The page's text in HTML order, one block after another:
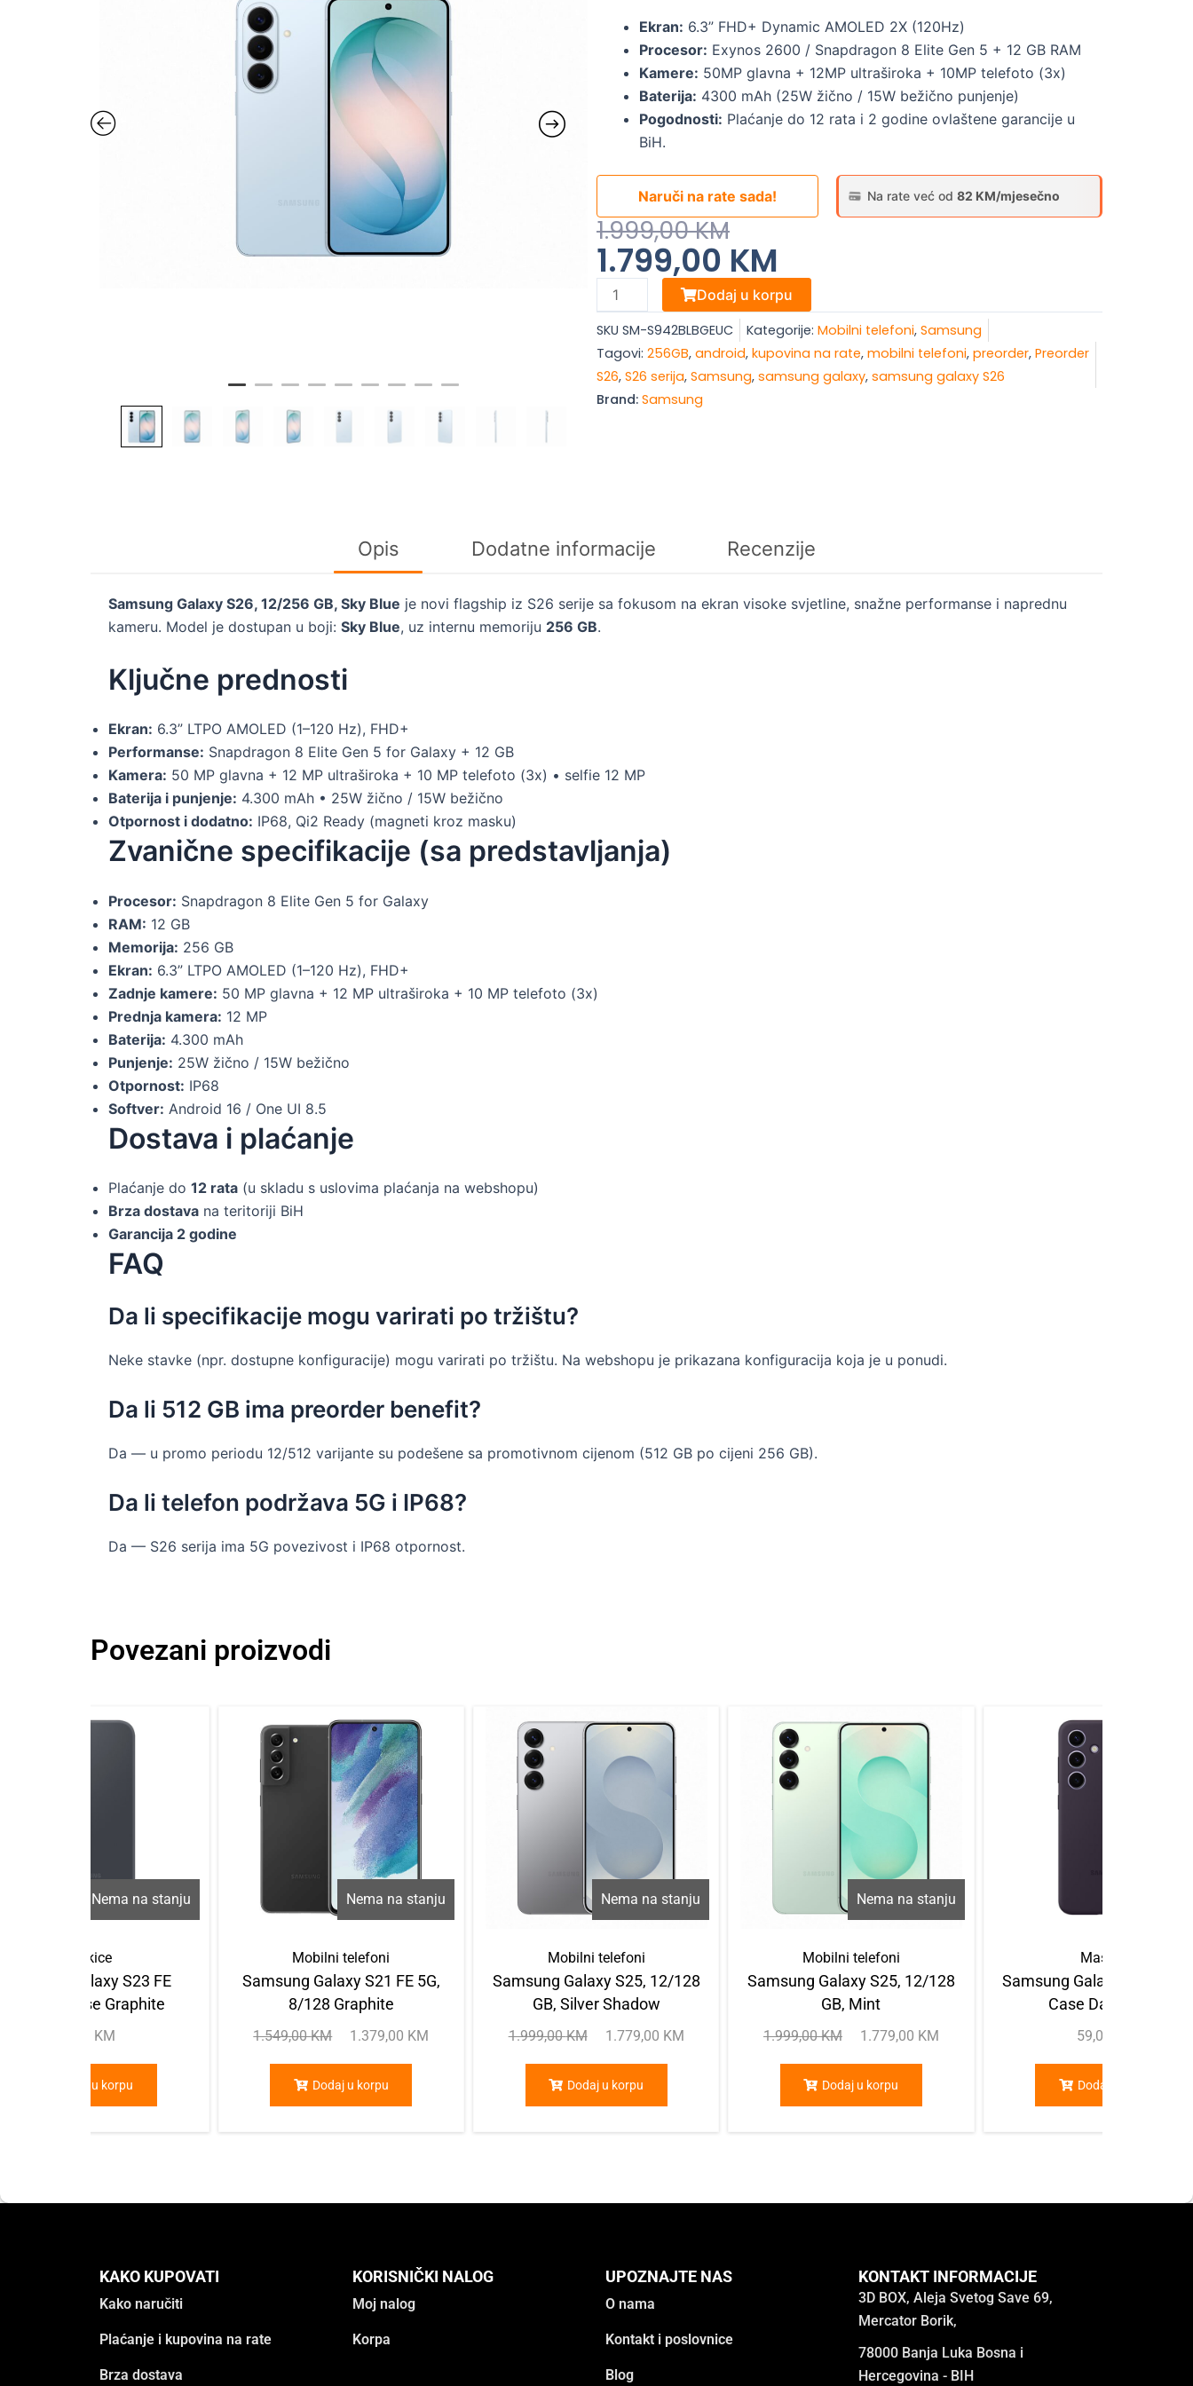
Ekran: 6.3” FHD+ Dynamic AMOLED 2X (120Hz)
Procesor: Exynos 2600 / Snapdragon 8 Elite Gen 5 + 12 GB RAM
Kamere: 50MP glavna + 12MP ultraširoka + 10MP telefoto (3x)
Baterija: 4300 mAh (25W žično / 15W bežično punjenje)
Pogodnosti: Plaćanje do 12 rata i 2 godine ovlaštene garancije u
BiH.
Na rate već od 82 KM/mjesečno
Naruči na rate sada!
1.999,00KM
Original
Price
Was:
1.999,00 KM.
1.799,00 KM
Current
Price
Is:
1.799,00 KM.
Samsung
Galaxy
S26,
12/256
GB,
Sky
Dodaj u korpu
SKU SM-S942BLBGEUC Kategorije: Mobilni telefoni, Samsung
Tagovi: 256GB, android, kupovina na rate, mobilni telefoni, preorder, Preorder
S26, S26 serija, Samsung, samsung galaxy, samsung galaxy S26
Brand: Samsung
Opis Dodatne informacije Recenzije
Samsung Galaxy S26, 12/256 GB, Sky Blue je novi flagship iz S26 serije sa fokusom na ekran visoke svjetline, snažne performanse i naprednu
kameru. Model je dostupan u boji: Sky Blue, uz internu memoriju 256 GB.
Ključne prednosti
Ekran: 6.3” LTPO AMOLED (1–120 Hz), FHD+
Performanse: Snapdragon 8 Elite Gen 5 for Galaxy + 12 GB
Kamera: 50 MP glavna + 12 MP ultraširoka + 10 MP telefoto (3x) • selfie 12 MP
Baterija i punjenje: 4.300 mAh • 25W žično / 15W bežično
Otpornost i dodatno: IP68, Qi2 Ready (magneti kroz masku)
Zvanične specifikacije (sa predstavljanja)
Procesor: Snapdragon 8 Elite Gen 5 for Galaxy
RAM: 12 GB
Memorija: 256 GB
Ekran: 6.3” LTPO AMOLED (1–120 Hz), FHD+
Zadnje kamere: 50 MP glavna + 12 MP ultraširoka + 10 MP telefoto (3x)
Prednja kamera: 12 MP
Baterija: 4.300 mAh
Punjenje: 25W žično / 15W bežično
Otpornost: IP68
Softver: Android 16 / One UI 8.5
Dostava i plaćanje
Plaćanje do 12 rata (u skladu s uslovima plaćanja na webshopu)
Brza dostava na teritoriji BiH
Garancija 2 godine
FAQ
Da li specifikacije mogu varirati po tržištu?
Neke stavke (npr. dostupne konfiguracije) mogu varirati po tržištu. Na webshopu je prikazana konfiguracija koja je u ponudi.
Da li 512 GB ima preorder benefit?
Da — u promo periodu 12/512 varijante su podešene sa promotivnom cijenom (512 GB po cijeni 256 GB).
Da li telefon podržava 5G i IP68?
Da — S26 serija ima 5G povezivost i IP68 otpornost.
Povezani proizvodi
Nema na stanju
Maskice
Samsung Galaxy S23 FE
Silicone Case Graphite
KM
Dodaj u korpu
Nema na stanju
Mobilni telefoni
Samsung Galaxy S21 FE 5G,
8/128 Graphite
1.549,00KM 1.379,00 KM
Dodaj u korpu
Nema na stanju
Mobilni telefoni
Samsung Galaxy S25, 12/128
GB, Silver Shadow
1.999,00KM 1.779,00 KM
Dodaj u korpu
Nema na stanju
Mobilni telefoni
Samsung Galaxy S25, 12/128
GB, Mint
1.999,00KM 1.779,00 KM
Dodaj u korpu
Maskice
Samsung Galaxy S24
Case Dark Violet
59,00
Dodaj u korpu
KAKO KUPOVATI
Kako naručiti
Plaćanje i kupovina na rate
Brza dostava
KORISNIČKI NALOG
Moj nalog
Korpa
UPOZNAJTE NAS
O nama
Kontakt i poslovnice
Blog
KONTAKT INFORMACIJE
3D BOX, Aleja Svetog Save 69,
Mercator Borik,
78000 Banja Luka Bosna i
Hercegovina - BIH